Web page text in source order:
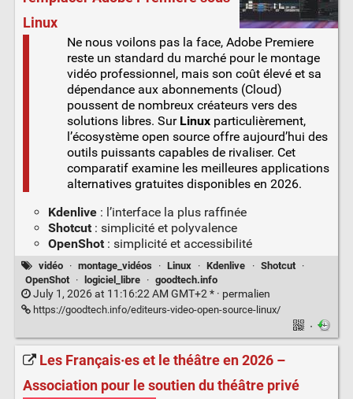
Linux
Ne nous voilons pas la face, Adobe Premiere
reste un standard du marché pour le montage
vidéo professionnel, mais son coût élevé et sa
dépendance aux abonnements (Cloud)
poussent de nombreux créateurs vers des
solutions libres. Sur Linuxparticulièrement,
l’écosystème open source offre aujourd’hui des
outils puissants capables de rivaliser. Cet
comparatif examine les meilleures applications
alternatives gratuites disponibles en 2026.
Kdenlive: l’interface la plus raffinée
Shotcut: simplicité et polyvalence
OpenShot: simplicité et accessibilité
vidéo · montage_vidéos · Linux · Kdenlive · Shotcut
·
OpenShot
· logiciel_libre · goodtech.info
July 1, 2026 at 11:16:22 AM GMT+2 * · permalien
https://goodtech.info/editeurs-video-open-source-linux/
·
Les Français·es et le théâtre en 2026 –
Association pour le soutien du théâtre privé